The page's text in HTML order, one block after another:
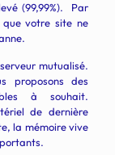
(99,99%). Par
que votre site ne
mutualisé.
proposons des
à souhait.
de dernière
la mémoire vive